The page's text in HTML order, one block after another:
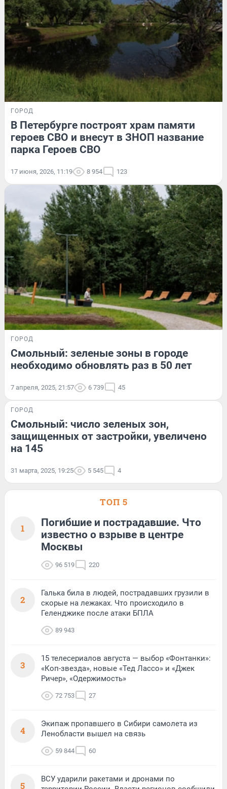
ГОРОД
В Петербурге построят храм памяти
героев СВО и внесут в ЗНОП название
парка Героев СВО
17 июня, 2026, 11:19 8 954 123
ГОРОД
Смольный: зеленые зоны в городе
необходимо обновлять раз в 50 лет
7 апреля, 2025, 21:57 6 739 45
ГОРОД
Смольный: число зеленых зон,
защищенных от застройки, увеличено
на 145
31 марта, 2025, 19:25 5 545 4
ТОП 5
1
Погибшие и пострадавшие. Что
известно о взрыве в центре
Москвы
96 519 220
2
Галька била в людей, пострадавших грузили в
скорые на лежаках. Что происходило в
Геленджике после атаки БПЛА
89 943
3
15 телесериалов августа — выбор «Фонтанки»:
«Коп-звезда», новые «Тед Лассо» и «Джек
Ричер», «Одержимость»
72 753 27
4
Экипаж пропавшего в Сибири самолета из
Ленобласти вышел на связь
59 844 60
5
ВСУ ударили ракетами и дронами по